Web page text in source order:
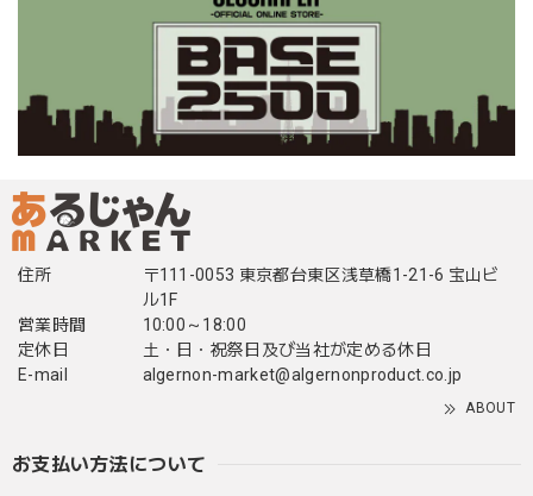
住所
〒111-0053 東京都台東区浅草橋1-21-6 宝山ビ
ル1F
営業時間
10:00～18:00
定休日
土・日・祝祭日及び当社が定める休日
E-mail
algernon-market@algernonproduct.co.jp
ABOUT
お支払い方法について